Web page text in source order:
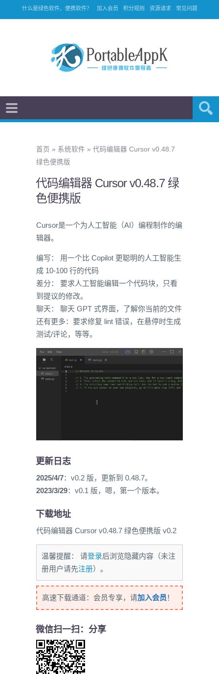
什么是绿色软件、便携软件？ 加入会员 积分规则 资源请求 常见问题
首页 » 系统软件 » 代码编辑器 Cursor v0.48.7
绿色便携版
代码编辑器 Cursor v0.48.7 绿
色便携版
Cursor是一个为人工智能（AI）编程制作的编
辑器。
编写： 用一个比 Copilot 更聪明的人工智能生
成 10-100 行的代码
差分： 要求人工智能编辑一个代码块，只看
到提议的修改。
聊天： 聊天 GPT 式界面，了解你当前的文件
还有更多：要求修复 lint 错误，在悬停时生成
测试/评论，等等。
更新日志
2025/4/7：v0.2 版，更新到 0.48.7。
2023/3/29：v0.1 版，嗯，第一个版本。
下载地址
代码编辑器 Cursor v0.48.7 绿色便携版 v0.2
温馨提醒： 请登录后浏览隐藏内容（未注
册用户请先注册）。
高速下载通道：会员专享，请加入会员 ！
微信扫一扫：分享